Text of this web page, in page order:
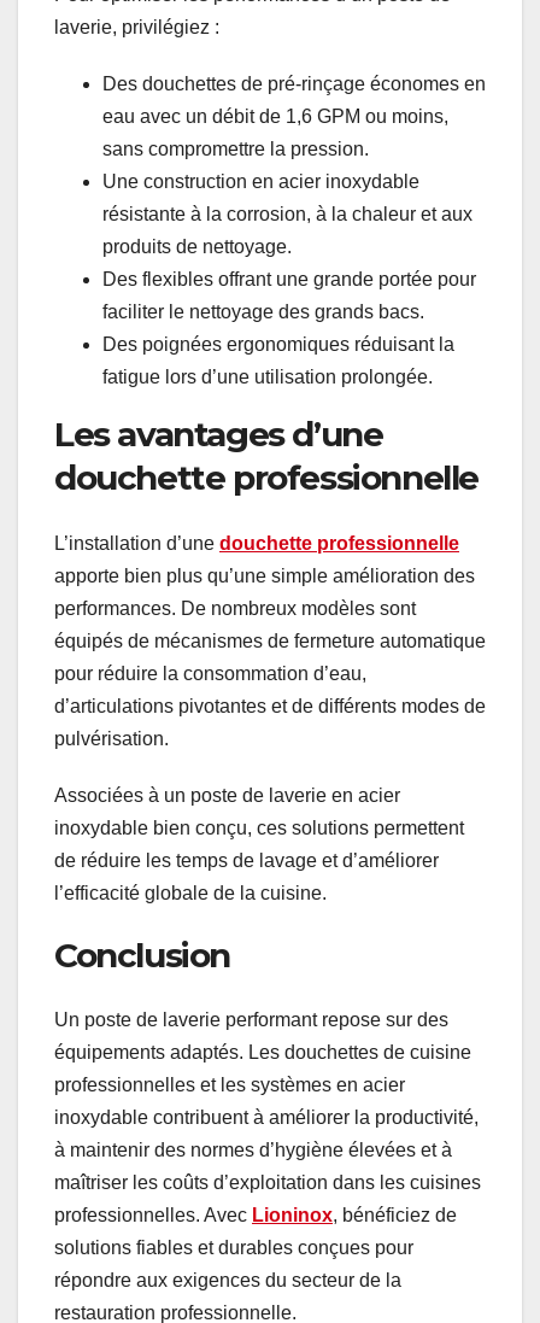
laverie, privilégiez :
Des douchettes de pré-rinçage économes en
eau avec un débit de 1,6 GPM ou moins,
sans compromettre la pression.
Une construction en acier inoxydable
résistante à la corrosion, à la chaleur et aux
produits de nettoyage.
Des flexibles offrant une grande portée pour
faciliter le nettoyage des grands bacs.
Des poignées ergonomiques réduisant la
fatigue lors d’une utilisation prolongée.
Les avantages d’une
douchette professionnelle
L’installation d’une douchette professionnelle
apporte bien plus qu’une simple amélioration des
performances. De nombreux modèles sont
équipés de mécanismes de fermeture automatique
pour réduire la consommation d’eau,
d’articulations pivotantes et de différents modes de
pulvérisation.
Associées à un poste de laverie en acier
inoxydable bien conçu, ces solutions permettent
de réduire les temps de lavage et d’améliorer
l’efficacité globale de la cuisine.
Conclusion
Un poste de laverie performant repose sur des
équipements adaptés. Les douchettes de cuisine
professionnelles et les systèmes en acier
inoxydable contribuent à améliorer la productivité,
à maintenir des normes d’hygiène élevées et à
maîtriser les coûts d’exploitation dans les cuisines
professionnelles. Avec Lioninox, bénéficiez de
solutions fiables et durables conçues pour
répondre aux exigences du secteur de la
restauration professionnelle.